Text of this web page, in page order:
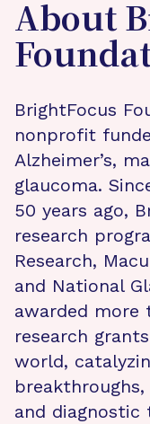
About
BrightFocus
nonprofit
Alzheimer’s,
glaucoma.
50 years ago,
research
Research,
and National
awarded more
research
world,
and diagnostic